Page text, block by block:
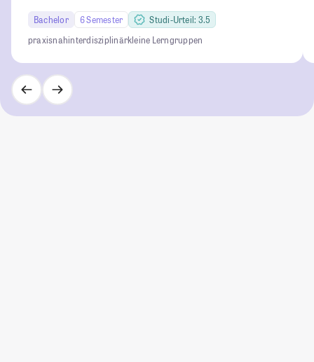
Bachelor 6 Semester
Studi-Urteil: 3.5
praxisnahinterdisziplinärkleine Lerngruppen